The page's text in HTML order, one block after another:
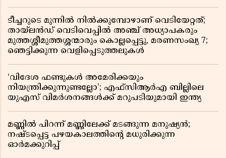
ടീച്ചറുടെ മുന്നിൽ നിൽക്കുമ്പോഴാണ് വെടിയേറ്റത്;
തായ്‌ലൻഡ് വെടിവെപ്പിൽ അഞ്ച് അധ്യാപകരും
മുത്തശ്ശീമുത്തശ്ശന്മാരും കൊല്ലപ്പെട്ടു, മരണസംഖ്യ 7;
ഞെട്ടിക്കുന്ന വെളിപ്പെടുത്തലുകൾ
‘വിദേശ ഫണ്ടുകൾ അമേരിക്കയും
നിയന്ത്രിക്കുന്നുണ്ടല്ലോ’; എഫ്സിആർഎ ബില്ലിലെ
യുഎസ് വിമർശനങ്ങൾക്ക് മറുപടിയുമായി ഇന്ത്യ
മണ്ണിൽ പിറന്ന് മണ്ണിലേക്ക് മടങ്ങുന്ന മനുഷ്യൻ;
നഷ്ടപ്പെട്ട പഴയകാലത്തിൻ്റെ മധുരിക്കുന്ന
ഓർമക്കുറിപ്പ്